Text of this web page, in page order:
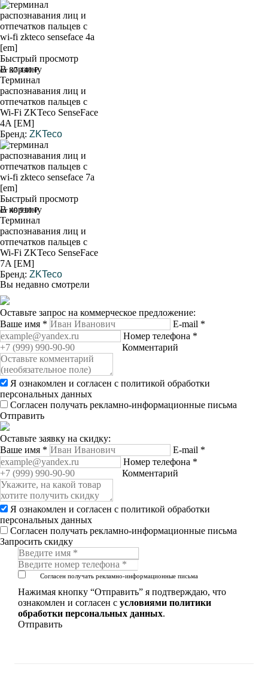
Быстрый просмотр
В корзину
от 37 440 ₽
Терминал
распознавания лиц и
отпечатков пальцев с
Wi-Fi ZKTeco SenseFace
4A [EM]
Бренд: ZKTeco
Быстрый просмотр
В корзину
от 49 910 ₽
Терминал
распознавания лиц и
отпечатков пальцев с
Wi-Fi ZKTeco SenseFace
7A [EM]
Бренд: ZKTeco
Вы недавно смотрели
Оставьте запрос на коммерческое предложение:
Ваше имя * E-mail *
Номер телефона *
Комментарий
Я ознакомлен и согласен с политикой обработки
персональных данных
Согласен получать рекламно-информационные письма
Отправить
Оставьте заявку на скидку:
Ваше имя * E-mail *
Номер телефона *
Комментарий
Я ознакомлен и согласен с политикой обработки
персональных данных
Согласен получать рекламно-информационные письма
Запросить скидку
Согласен получать рекламно-информационные письма
Нажимая кнопку “Отправить” я подтверждаю, что
ознакомлен и согласен с условиями политики
обработки персональных данных.